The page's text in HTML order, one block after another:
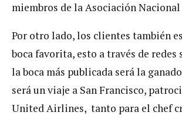
miembros de la Asociación Nacional
Por otro lado, los clientes también
boca favorita, esto a través de redes
la boca más publicada será la
será un viaje a San Francisco,
United Airlines, tanto para el chef